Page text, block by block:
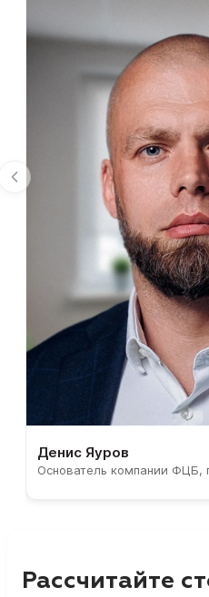
Денис Яуров
Основатель компании ФЦБ,
Рассчитайте